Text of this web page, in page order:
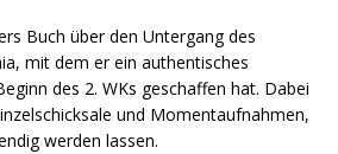
Buch über den Untergang des
mit dem er ein authentisches
des 2. WKs geschaffen hat. Dabei
und Momentaufnahmen,
werden lassen.